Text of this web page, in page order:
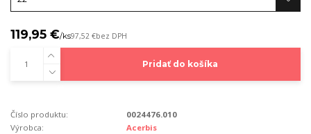
119,95 €/ks97,52 €bez DPH
Pridať do košíka
Číslo produktu:
0024476.010
Výrobca:
Acerbis